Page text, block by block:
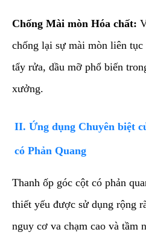
Chống Mài mòn Hóa chất:
chống lại sự mài mòn liên
tẩy rửa, dầu mỡ phổ biến
xưởng.
​II. Ứng dụng Chuyên biệt
có Phản Quang
​Thanh ốp góc cột có phản
thiết yếu được sử dụng rộng
nguy cơ va chạm cao và tầm